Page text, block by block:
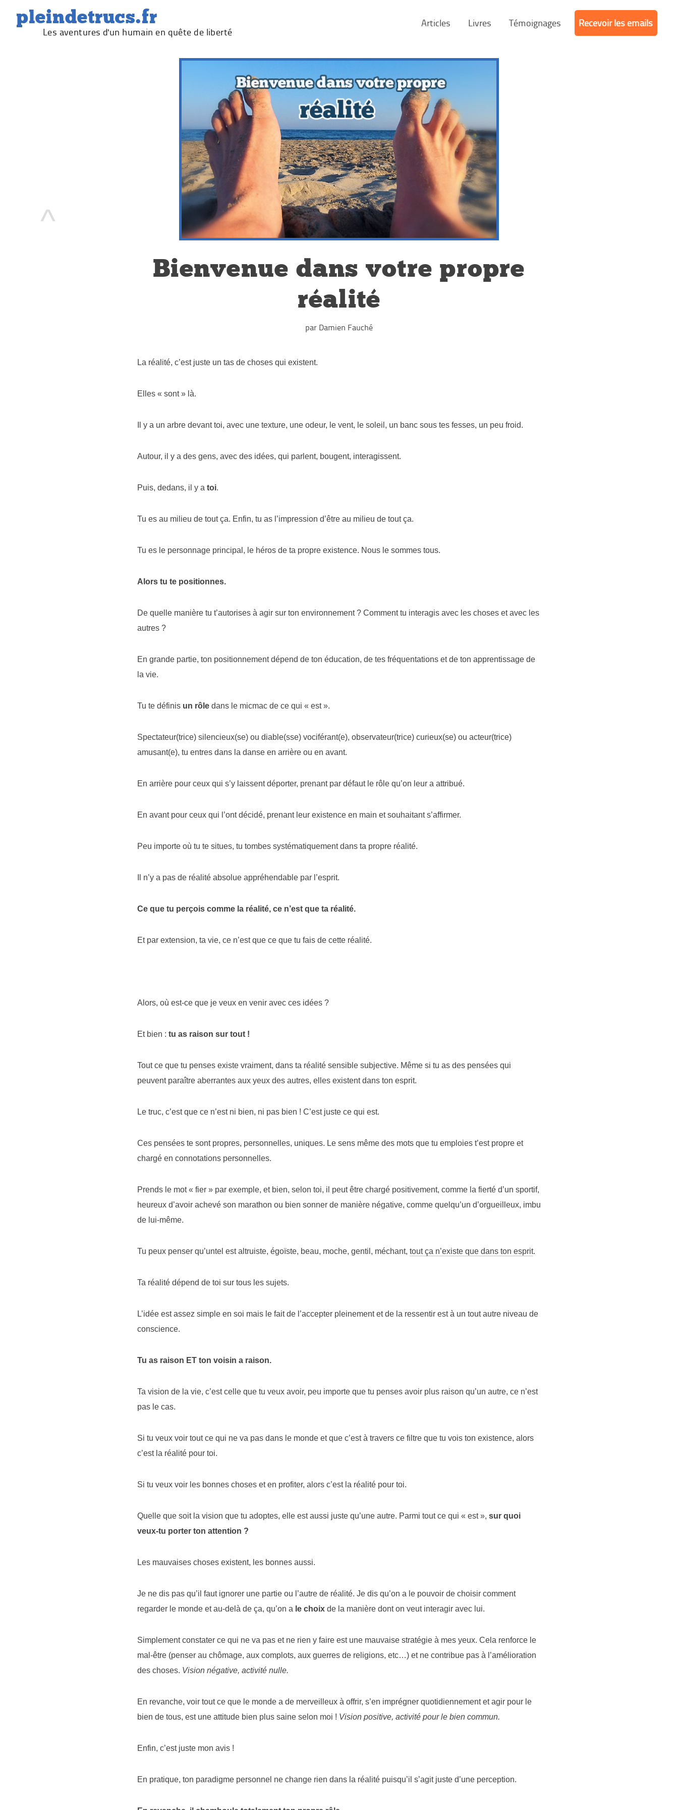
pleindetrucs.fr
Les aventures d'un humain en quête de liberté
Recevoir les emails
Témoignages
Livres
Articles
^
Bienvenue dans votre propre
réalité
par Damien Fauché
La réalité, c’est juste un tas de choses qui existent.
Elles « sont » là.
Il y a un arbre devant toi, avec une texture, une odeur, le vent, le soleil, un banc sous tes fesses, un peu froid.
Autour, il y a des gens, avec des idées, qui parlent, bougent, interagissent.
Puis, dedans, il y a toi.
Tu es au milieu de tout ça. Enfin, tu as l’impression d’être au milieu de tout ça.
Tu es le personnage principal, le héros de ta propre existence. Nous le sommes tous.
Alors tu te positionnes.
De quelle manière tu t’autorises à agir sur ton environnement ? Comment tu interagis avec les choses et avec les
autres ?
En grande partie, ton positionnement dépend de ton éducation, de tes fréquentations et de ton apprentissage de
la vie.
Tu te définis un rôle dans le micmac de ce qui « est ».
Spectateur(trice) silencieux(se) ou diable(sse) vociférant(e), observateur(trice) curieux(se) ou acteur(trice)
amusant(e), tu entres dans la danse en arrière ou en avant.
En arrière pour ceux qui s’y laissent déporter, prenant par défaut le rôle qu’on leur a attribué.
En avant pour ceux qui l’ont décidé, prenant leur existence en main et souhaitant s’affirmer.
Peu importe où tu te situes, tu tombes systématiquement dans ta propre réalité.
Il n’y a pas de réalité absolue appréhendable par l’esprit.
Ce que tu perçois comme la réalité, ce n’est que ta réalité.
Et par extension, ta vie, ce n’est que ce que tu fais de cette réalité.
Alors, où est-ce que je veux en venir avec ces idées ?
Et bien : tu as raison sur tout !
Tout ce que tu penses existe vraiment, dans ta réalité sensible subjective. Même si tu as des pensées qui
peuvent paraître aberrantes aux yeux des autres, elles existent dans ton esprit.
Le truc, c’est que ce n’est ni bien, ni pas bien ! C’est juste ce qui est.
Ces pensées te sont propres, personnelles, uniques. Le sens même des mots que tu emploies t’est propre et
chargé en connotations personnelles.
Prends le mot « fier » par exemple, et bien, selon toi, il peut être chargé positivement, comme la fierté d’un sportif,
heureux d’avoir achevé son marathon ou bien sonner de manière négative, comme quelqu’un d’orgueilleux, imbu
de lui-même.
Tu peux penser qu’untel est altruiste, égoïste, beau, moche, gentil, méchant, tout ça n’existe que dans ton esprit.
Ta réalité dépend de toi sur tous les sujets.
L’idée est assez simple en soi mais le fait de l’accepter pleinement et de la ressentir est à un tout autre niveau de
conscience.
Tu as raison ET ton voisin a raison.
Ta vision de la vie, c’est celle que tu veux avoir, peu importe que tu penses avoir plus raison qu’un autre, ce n’est
pas le cas.
Si tu veux voir tout ce qui ne va pas dans le monde et que c’est à travers ce filtre que tu vois ton existence, alors
c’est la réalité pour toi.
Si tu veux voir les bonnes choses et en profiter, alors c’est la réalité pour toi.
Quelle que soit la vision que tu adoptes, elle est aussi juste qu’une autre. Parmi tout ce qui « est », sur quoi
veux-tu porter ton attention ?
Les mauvaises choses existent, les bonnes aussi.
Je ne dis pas qu’il faut ignorer une partie ou l’autre de réalité. Je dis qu’on a le pouvoir de choisir comment
regarder le monde et au-delà de ça, qu’on a le choix de la manière dont on veut interagir avec lui.
Simplement constater ce qui ne va pas et ne rien y faire est une mauvaise stratégie à mes yeux. Cela renforce le
mal-être (penser au chômage, aux complots, aux guerres de religions, etc…) et ne contribue pas à l’amélioration
des choses. Vision négative, activité nulle.
En revanche, voir tout ce que le monde a de merveilleux à offrir, s’en imprégner quotidiennement et agir pour le
bien de tous, est une attitude bien plus saine selon moi ! Vision positive, activité pour le bien commun.
Enfin, c’est juste mon avis !
En pratique, ton paradigme personnel ne change rien dans la réalité puisqu’il s’agit juste d’une perception.